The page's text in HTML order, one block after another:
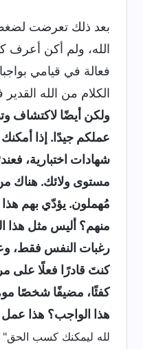
بعد ذلك تعرضت لضغط
الله، ولم أكن أعرف
فعالة في قيامي
الكلام من الله
ولكن أيضًا لاكتشاف
عملكم جيدًا. إذا
شهادات اختبارية،
مستوى ولائك. هناك
مُهملون. يؤدّي بهم
منهم؟ أليس مثل هذا
رغبات النفس فقط،
كنتَ قادرًا فعلًا على
كفئًا، مضيفًا شخصًا
هذا الواجب؟ هذا عمل
لله ليمكنك كسب الحق"